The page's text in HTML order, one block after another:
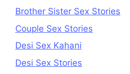
Brother Sister Sex Stories
Couple Sex Stories
Desi Sex Kahani
Desi Sex Stories